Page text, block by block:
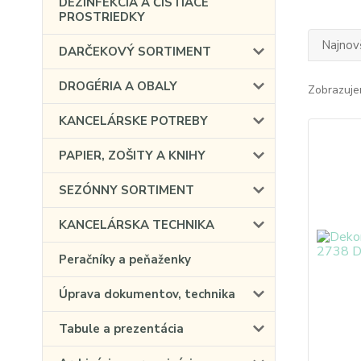
PROSTRIEDKY
DARČEKOVÝ SORTIMENT
DROGÉRIA A OBALY
KANCELÁRSKE POTREBY
PAPIER, ZOŠITY A KNIHY
SEZÓNNY SORTIMENT
KANCELÁRSKA TECHNIKA
Peračníky a peňaženky
Úprava dokumentov, technika
Tabule a prezentácia